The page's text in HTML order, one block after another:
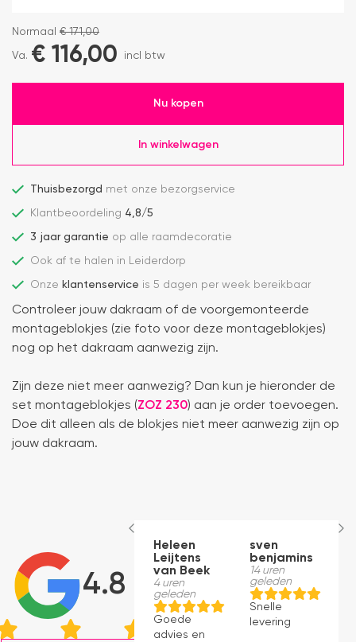
Normaal €171,00
Va. € 116,00 incl btw
Nu kopen
In winkelwagen
Thuisbezorgd met onze bezorgservice
Klantbeoordeling 4,8/5
3 jaar garantie op alle raamdecoratie
Ook af te halen in Leiderdorp
Onze klantenservice is 5 dagen per week bereikbaar
Controleer jouw dakraam of de voorgemonteerde
montageblokjes (zie foto voor deze montageblokjes)
nog op het dakraam aanwezig zijn.
Zijn deze niet meer aanwezig? Dan kun je hieronder de
set montageblokjes (ZOZ 230) aan je order toevoegen.
Doe dit alleen als de blokjes niet meer aanwezig zijn op
jouw dakraam.
4.8
Heleen
Leijtens
van Beek
4 uren
geleden
Goede
advies en
sven
benjamins
14 uren
geleden
Snelle
levering